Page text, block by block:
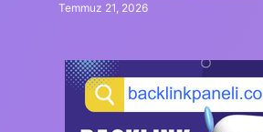
Temmuz 21, 2026